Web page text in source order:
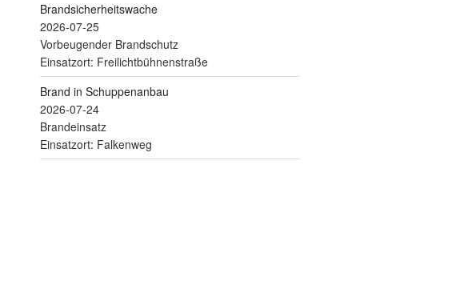
Brandsicherheitswache
2026-07-25
Vorbeugender Brandschutz
Einsatzort: Freilichtbühnenstraße
Brand in Schuppenanbau
2026-07-24
Brandeinsatz
Einsatzort: Falkenweg